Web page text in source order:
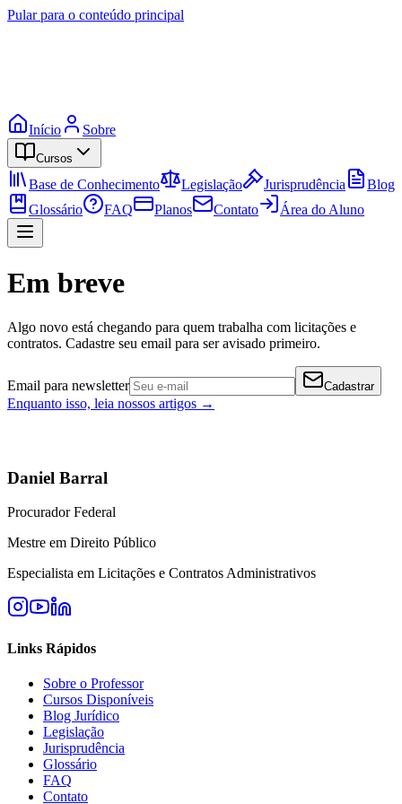
Pular para o conteúdo principal
Início Sobre
Cursos
Base de Conhecimento Legislação Jurisprudência
Blog
Glossário
FAQ Planos Contato Área do Aluno
Em breve
Algo novo está chegando para quem trabalha com licitações e
contratos. Cadastre seu email para ser avisado primeiro.
Email para newsletter Cadastrar
Enquanto isso, leia nossos artigos →
Daniel Barral
Procurador Federal
Mestre em Direito Público
Especialista em Licitações e Contratos Administrativos
Links Rápidos
Sobre o Professor
Cursos Disponíveis
Blog Jurídico
Legislação
Jurisprudência
Glossário
FAQ
Contato